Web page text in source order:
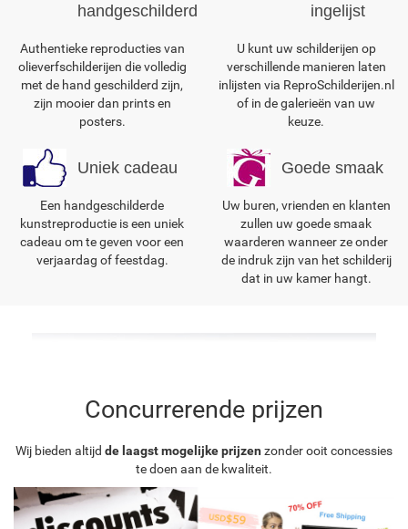
handgeschilderd
Authentieke reproducties van
olieverfschilderijen die volledig
met de hand geschilderd zijn,
zijn mooier dan prints en
posters.
ingelijst
U kunt uw schilderijen op
verschillende manieren laten
inlijsten via ReproSchilderijen.nl
of in de galerieën van uw
keuze.
Uniek cadeau
Een handgeschilderde
kunstreproductie is een uniek
cadeau om te geven voor een
verjaardag of feestdag.
Goede smaak
Uw buren, vrienden en klanten
zullen uw goede smaak
waarderen wanneer ze onder
de indruk zijn van het schilderij
dat in uw kamer hangt.
Concurrerende prijzen
Wij bieden altijd de laagst mogelijke prijzen zonder ooit concessies
te doen aan de kwaliteit.